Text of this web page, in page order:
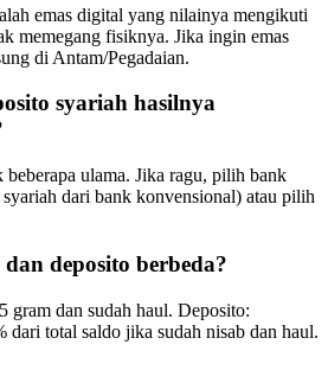
emas digital yang nilainya mengikuti
memegang fisiknya. Jika ingin emas
di Antam/Pegadaian.
syariah hasilnya
ulama. Jika ragu, pilih bank
dari bank konvensional) atau pilih
deposito berbeda?
gram dan sudah haul. Deposito:
dari total saldo jika sudah nisab dan haul.